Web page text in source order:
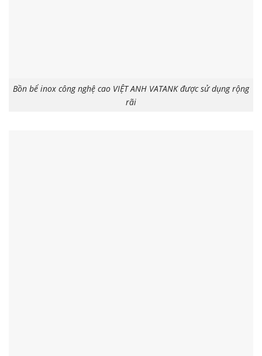
Bồn bể inox công nghệ cao VIỆT ANH VATANK được sử dụng rộng
rãi